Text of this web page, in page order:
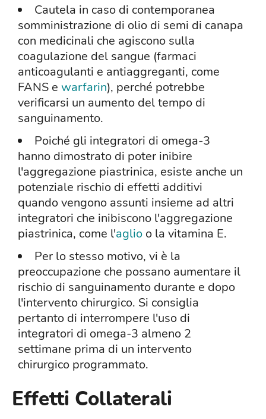
Cautela in caso di contemporanea
somministrazione di olio di semi di canapa
con medicinali che agiscono sulla
coagulazione del sangue (farmaci
anticoagulanti e antiaggreganti, come
FANS e warfarin), perché potrebbe
verificarsi un aumento del tempo di
sanguinamento.
Poiché gli integratori di omega-3
hanno dimostrato di poter inibire
l'aggregazione piastrinica, esiste anche un
potenziale rischio di effetti additivi
quando vengono assunti insieme ad altri
integratori che inibiscono l'aggregazione
piastrinica, come l'aglio o la vitamina E.
Per lo stesso motivo, vi è la
preoccupazione che possano aumentare il
rischio di sanguinamento durante e dopo
l'intervento chirurgico. Si consiglia
pertanto di interrompere l'uso di
integratori di omega-3 almeno 2
settimane prima di un intervento
chirurgico programmato.
Effetti Collaterali